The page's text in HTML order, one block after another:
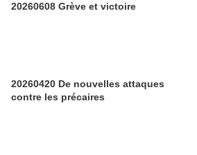
20260608 Grève et victoire
20260420 De nouvelles attaques
contre les précaires